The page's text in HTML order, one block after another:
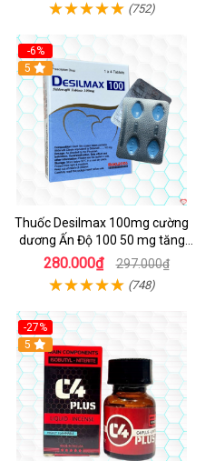
(752)
-6%
5
Thuốc Desilmax 100mg cường
dương Ấn Độ 100 50 mg tăng
sinh lý tốt nhất
280.000₫ 297.000₫
(748)
-27%
5